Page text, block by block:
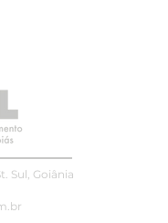
Sul, Goiânia